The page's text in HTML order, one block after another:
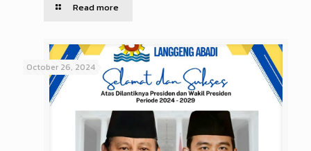
Read more
October 26, 2024